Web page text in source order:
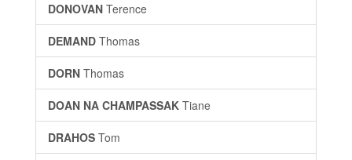
DONOVAN Terence
DEMAND Thomas
DORN Thomas
DOAN NA CHAMPASSAK Tiane
DRAHOS Tom